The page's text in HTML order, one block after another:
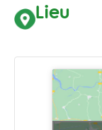
Lieu